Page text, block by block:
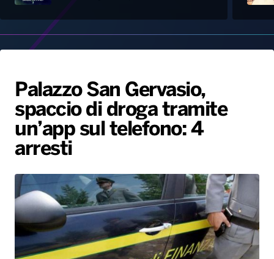
Palinsesto
Hit Dance
Giochi&Concorsi
PALATOUR
Notizie
Locali
Musica e Spettacolo
Sport
Leggerissime
Playlist
Generale
Novità
Notiziario
Interviste
Speciale Astrabilia 2026
Gallery
Radio Norba News TV
Voce al Bari
Gallery
Palazzo San Gervasio,
spaccio di droga tramite
un’app sul telefono: 4
arresti